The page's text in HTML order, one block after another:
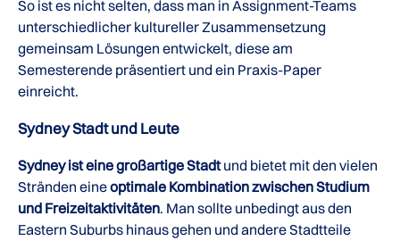
So ist es nicht selten, dass man in Assignment-Teams
unterschiedlicher kultureller Zusammensetzung
gemeinsam Lösungen entwickelt, diese am
Semesterende präsentiert und ein Praxis-Paper
einreicht.
Sydney Stadt und Leute
Sydney ist eine großartige Stadtund bietet mit den vielen
Stränden eineoptimale Kombination zwischen Studium
und Freizeitaktivitäten. Man sollte unbedingt aus den
Eastern Suburbs hinaus gehen und andere Stadtteile